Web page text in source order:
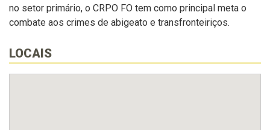
no setor primário, o CRPO FO tem como principal meta o
combate aos crimes de abigeato e transfronteiriços.
LOCAIS